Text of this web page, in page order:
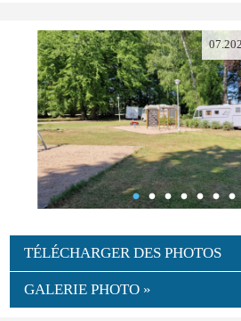
TÉLÉCHARGER DES PHOTOS
GALERIE PHOTO »